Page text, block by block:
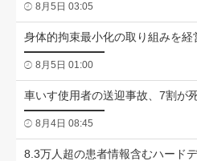
8月5日 03:05
身体的拘束最小化の取り組みを経
8月5日 01:00
車いす使用者の送迎事故、7割が
8月4日 08:45
8.3万人超の患者情報含むハード